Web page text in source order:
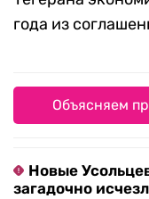
года из
Объясняем
Новые
загадочно